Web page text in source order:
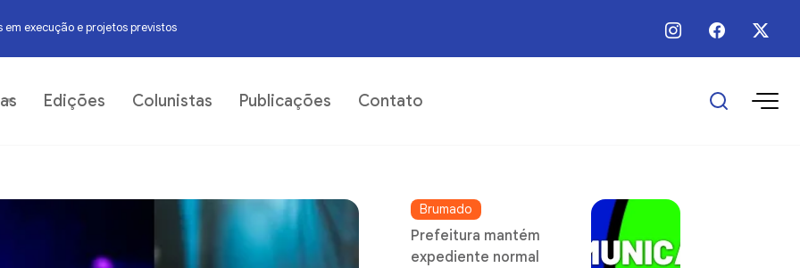
execução e projetos previstos 06 / Ago / 2026 - 09:00 - Prefeitura realiza manutenção em trecho urbano do
Edições Colunistas Publicações Contato
Brumado
Prefeitura mantém
expediente normal